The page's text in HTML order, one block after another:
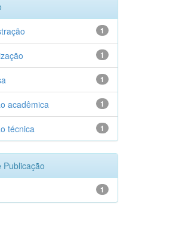
1
1
1
1
acadêmica
1
técnica
Publicação
1